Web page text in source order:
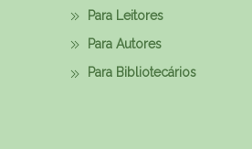
Para Leitores
Para Autores
Para Bibliotecários